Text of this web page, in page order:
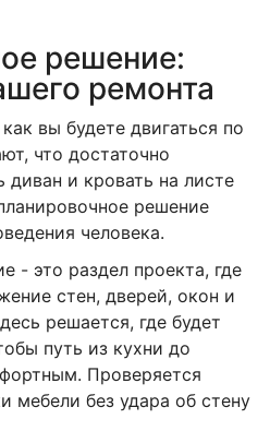
решение:
ремонта
вы будете двигаться по
что достаточно
диван и кровать на листе
решение
человека.
- это раздел проекта, где
стен, дверей, окон и
решается, где будет
путь из кухни до
Проверяется
мебели без удара об стену